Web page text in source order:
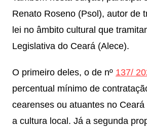
Renato Roseno (Psol), autor de
lei no âmbito cultural que
Legislativa do Ceará (Alece).
O primeiro deles, o de nº 137/
percentual mínimo de
cearenses ou atuantes no
a cultura local. Já a segunda